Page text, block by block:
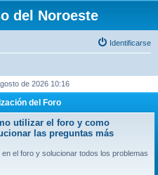
del Noroeste
Identificarse
de 2026 10:16
del Foro
utilizar el foro y como
las preguntas más
el foro y solucionar todos los problemas